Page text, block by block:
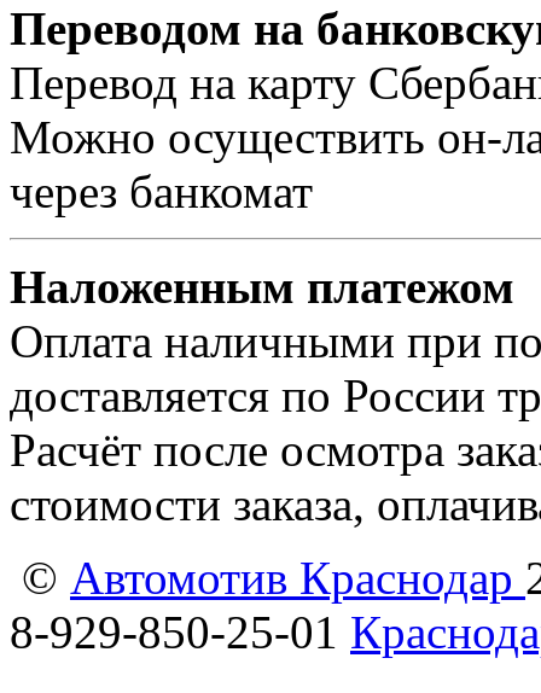
Переводом на
Перевод на карту
Можно осуществить он-
через банкомат
Наложенным платежом
Оплата наличными при
доставляется по России
Расчёт после осмотра
стоимости заказа,
© Автомотив Краснодар
8-929-850-25-01